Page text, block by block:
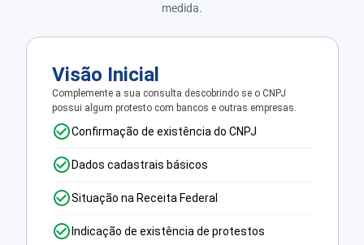
medida.
Visão Inicial
Complemente a sua consulta descobrindo se o CNPJ
possui algum protesto com bancos e outras empresas.
Confirmação de existência do CNPJ
Dados cadastrais básicos
Situação na Receita Federal
Indicação de existência de protestos